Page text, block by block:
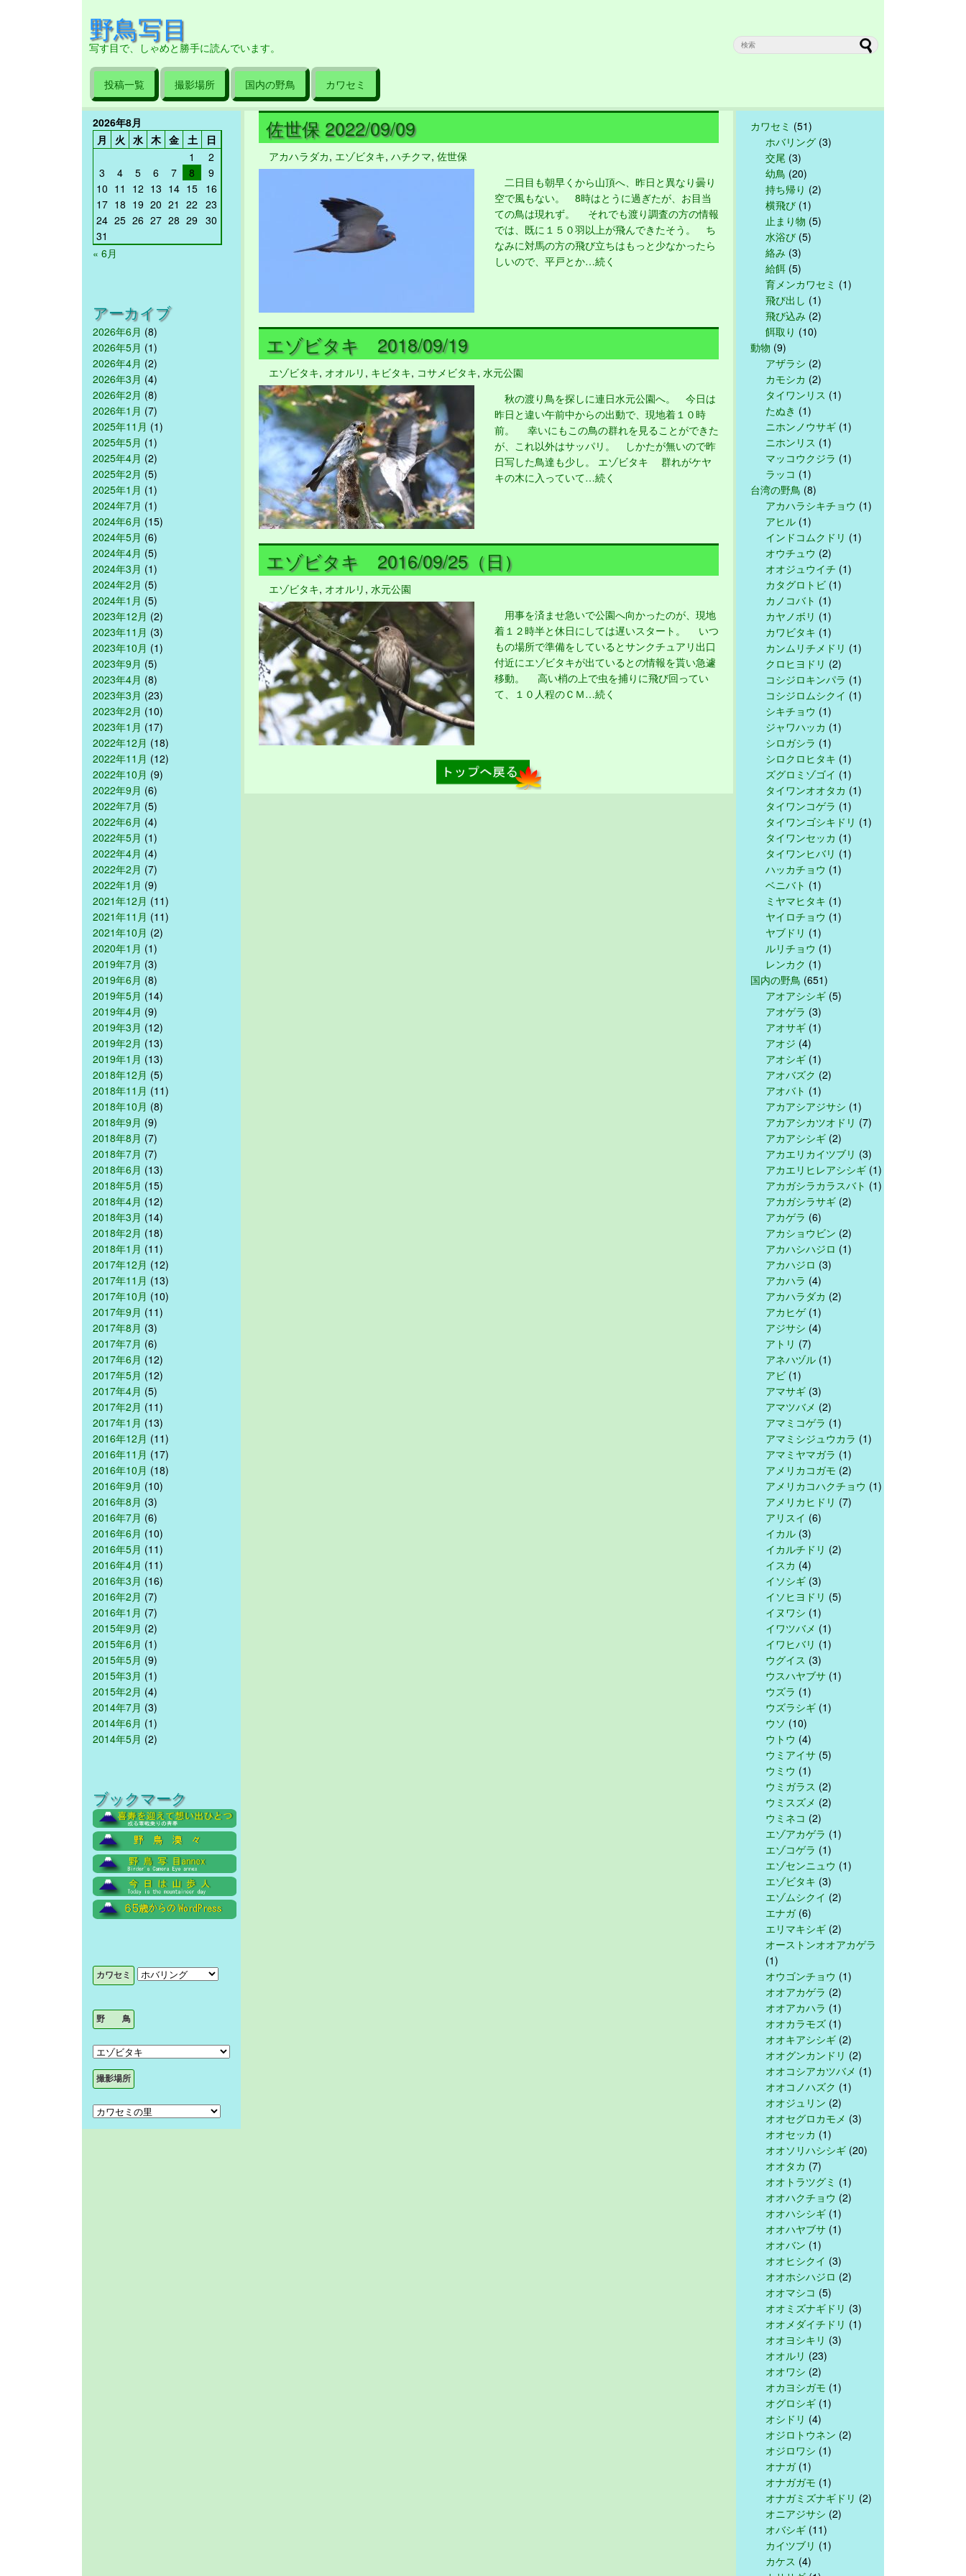
野鳥写目
写す目で、しゃめと勝手に読んでいます。
投稿一覧 撮影場所 国内の野鳥 カワセミ
2026年8月
月
火 水 木 金 土
日
1
2
3
4 5 6 7 8
9
10 11 12 13 14 15 16
17 18 19 20 21 22 23
24 25 26 27 28 29 30
31
« 6月
アーカイブ
2026年6月 (8)
2026年5月 (1)
2026年4月 (2)
2026年3月 (4)
2026年2月 (8)
2026年1月 (7)
2025年11月 (1)
2025年5月 (1)
2025年4月 (2)
2025年2月 (5)
2025年1月 (1)
2024年7月 (1)
2024年6月 (15)
2024年5月 (6)
2024年4月 (5)
2024年3月 (1)
2024年2月 (5)
2024年1月 (5)
2023年12月 (2)
2023年11月 (3)
2023年10月 (1)
2023年9月 (5)
2023年4月 (8)
2023年3月 (23)
2023年2月 (10)
2023年1月 (17)
2022年12月 (18)
2022年11月 (12)
2022年10月 (9)
2022年9月 (6)
2022年7月 (5)
2022年6月 (4)
2022年5月 (1)
2022年4月 (4)
2022年2月 (7)
2022年1月 (9)
2021年12月 (11)
2021年11月 (11)
2021年10月 (2)
2020年1月 (1)
2019年7月 (3)
2019年6月 (8)
2019年5月 (14)
2019年4月 (9)
2019年3月 (12)
2019年2月 (13)
2019年1月 (13)
2018年12月 (5)
2018年11月 (11)
2018年10月 (8)
2018年9月 (9)
2018年8月 (7)
2018年7月 (7)
2018年6月 (13)
2018年5月 (15)
2018年4月 (12)
2018年3月 (14)
2018年2月 (18)
2018年1月 (11)
2017年12月 (12)
2017年11月 (13)
2017年10月 (10)
2017年9月 (11)
2017年8月 (3)
2017年7月 (6)
2017年6月 (12)
2017年5月 (12)
2017年4月 (5)
2017年2月 (11)
2017年1月 (13)
2016年12月 (11)
2016年11月 (17)
2016年10月 (18)
2016年9月 (10)
2016年8月 (3)
2016年7月 (6)
2016年6月 (10)
2016年5月 (11)
2016年4月 (11)
2016年3月 (16)
2016年2月 (7)
2016年1月 (7)
2015年9月 (2)
2015年6月 (1)
2015年5月 (9)
2015年3月 (1)
2015年2月 (4)
2014年7月 (3)
2014年6月 (1)
2014年5月 (2)
ブックマーク
佐世保 2022/09/09
アカハラダカ, エゾビタキ, ハチクマ, 佐世保
二日目も朝早くから山頂へ、昨日と異なり曇り
空で風もない。 8時はとうに過ぎたが、お目当
ての鳥は現れず。 それでも渡り調査の方の情報
では、既に１５０羽以上が飛んできたそう。 ち
なみに対馬の方の飛び立ちはもっと少なかったら
しいので、平戸とか…続く
エゾビタキ 2018/09/19
エゾビタキ, オオルリ , キビタキ, コサメビタキ, 水元公園
秋の渡り鳥を探しに連日水元公園へ。 今日は
昨日と違い午前中からの出動で、現地着１０時
前。 幸いにもこの鳥の群れを見ることができた
が、これ以外はサッパリ。 しかたが無いので昨
日写した鳥達も少し。 エゾビタキ 群れがケヤ
キの木に入っていて…続く
エゾビタキ 2016/09/25（日）
エゾビタキ, オオルリ , 水元公園
用事を済ませ急いで公園へ向かったのが、現地
着１２時半と休日にしては遅いスタート。 いつ
もの場所で準備をしているとサンクチュアリ出口
付近にエゾビタキが出ているとの情報を貰い急遽
移動。 高い梢の上で虫を捕りに飛び回ってい
て、１０人程のＣＭ…続く
カワセミ (51)
ホバリング (3)
交尾 (3)
幼鳥 (20)
持ち帰り (2)
横飛び (1)
止まり物 (5)
水浴び (5)
絡み (3)
給餌 (5)
育メンカワセミ (1)
飛び出し (1)
飛び込み (2)
餌取り (10)
動物 (9)
アザラシ (2)
カモシカ (2)
タイワンリス (1)
たぬき (1)
ニホンノウサギ (1)
ニホンリス (1)
マッコウクジラ (1)
ラッコ (1)
台湾の野鳥 (8)
アカハラシキチョウ (1)
アヒル (1)
インドコムクドリ (1)
オウチュウ (2)
オオジュウイチ (1)
カタグロトビ (1)
カノコバト (1)
カヤノボリ (1)
カワビタキ (1)
カンムリチメドリ (1)
クロヒヨドリ (2)
コシジロキンパラ (1)
コシジロムシクイ (1)
シキチョウ (1)
ジャワハッカ (1)
シロガシラ (1)
シロクロヒタキ (1)
ズグロミゾゴイ (1)
タイワンオオタカ (1)
タイワンコゲラ (1)
タイワンゴシキドリ (1)
タイワンセッカ (1)
タイワンヒバリ (1)
ハッカチョウ (1)
ベニバト (1)
ミヤマヒタキ (1)
ヤイロチョウ (1)
ヤブドリ (1)
ルリチョウ (1)
レンカク (1)
国内の野鳥 (651)
アオアシシギ (5)
アオゲラ (3)
アオサギ (1)
アオジ (4)
アオシギ (1)
アオバズク (2)
アオバト (1)
アカアシアジサシ (1)
アカアシカツオドリ (7)
アカアシシギ (2)
アカエリカイツブリ (3)
アカエリヒレアシシギ (1)
アカガシラカラスバト (1)
アカガシラサギ (2)
アカゲラ (6)
アカショウビン (2)
アカハシハジロ (1)
アカハジロ (3)
アカハラ (4)
アカハラダカ (2)
アカヒゲ(1)
アジサシ (4)
アトリ (7)
アネハヅル (1)
アビ (1)
アマサギ (3)
アマツバメ (2)
アマミコゲラ (1)
アマミシジュウカラ (1)
アマミヤマガラ (1)
アメリカコガモ (2)
アメリカコハクチョウ (1)
アメリカヒドリ (7)
アリスイ (6)
イカル (3)
イカルチドリ (2)
イスカ (4)
イソシギ (3)
イソヒヨドリ (5)
イヌワシ (1)
イワツバメ (1)
イワヒバリ (1)
ウグイス (3)
ウスハヤブサ (1)
ウズラ (1)
ウズラシギ (1)
ウソ (10)
ウトウ (4)
ウミアイサ (5)
ウミウ (1)
ウミガラス (2)
ウミスズメ (2)
ウミネコ (2)
エゾアカゲラ (1)
エゾコゲラ (1)
エゾセンニュウ (1)
エゾビタキ (3)
エゾムシクイ (2)
エナガ(6)
エリマキシギ (2)
オーストンオオアカゲラ
(1)
オウゴンチョウ (1)
オオアカゲラ (2)
オオアカハラ (1)
オオカラモズ (1)
オオキアシシギ (2)
オオグンカンドリ (2)
オオコシアカツバメ (1)
オオコノハズク (1)
オオジュリン (2)
オオセグロカモメ (3)
オオセッカ (1)
オオソリハシシギ (20)
オオタカ (7)
オオトラツグミ (1)
オオハクチョウ (2)
オオハシシギ (1)
オオハヤブサ (1)
オオバン (1)
オオヒシクイ (3)
オオホシハジロ (2)
オオマシコ (5)
オオミズナギドリ (3)
オオメダイチドリ (1)
オオヨシキリ (3)
オオルリ (23)
オオワシ (2)
オカヨシガモ (1)
オグロシギ (1)
オシドリ (4)
オジロトウネン (2)
オジロワシ (1)
オナガ(1)
オナガガモ (1)
オナガミズナギドリ (2)
オニアジサシ (2)
オバシギ (11)
カイツブリ (1)
カケス (4)